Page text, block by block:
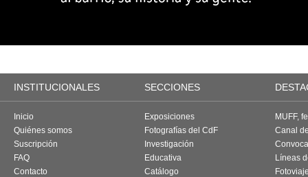
INSTITUCIONALES SECCIONES
Inicio
Quiénes somos
Suscripción
FAQ
Contacto
Exposiciones
Fotografías del CdF
Investigación
Educativa
Catálogo
MUFF,
Canal
Líneas